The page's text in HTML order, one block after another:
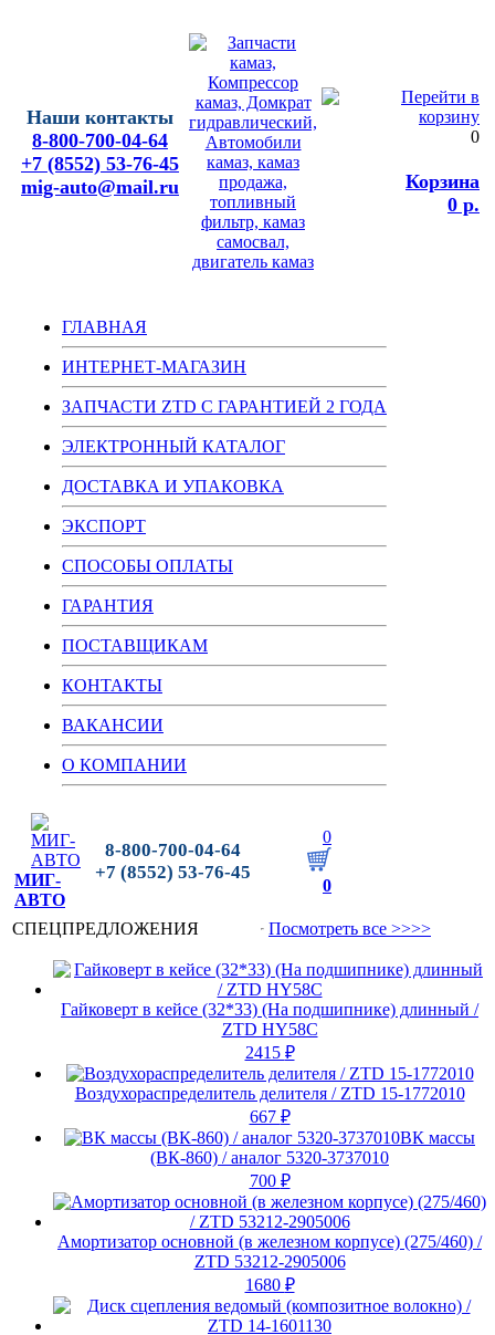
Наши контакты
8-800-700-04-64
+7 (8552) 53-76-45
mig-auto@mail.ru
0
Корзина
0 р.
ГЛАВНАЯ
ИНТЕРНЕТ-МАГАЗИН
ЗАПЧАСТИ ZTD С ГАРАНТИЕЙ 2 ГОДА
ЭЛЕКТРОННЫЙ КАТАЛОГ
ДОСТАВКА И УПАКОВКА
ЭКСПОРТ
СПОСОБЫ ОПЛАТЫ
ГАРАНТИЯ
ПОСТАВЩИКАМ
КОНТАКТЫ
ВАКАНСИИ
О КОМПАНИИ
МИГ-
АВТО
8-800-700-04-64
+7 (8552) 53-76-45
0
0
СПЕЦПРЕДЛОЖЕНИЯ Посмотреть все >>>>
Гайковерт в кейсе (32*33) (На подшипнике) длинный /
ZTD HY58C
2415 ₽
Воздухораспределитель делителя / ZTD 15-1772010
667 ₽
ВК массы
(ВК-860) / аналог 5320-3737010
700 ₽
Амортизатор основной (в железном корпусе) (275/460) /
ZTD 53212-2905006
1680 ₽